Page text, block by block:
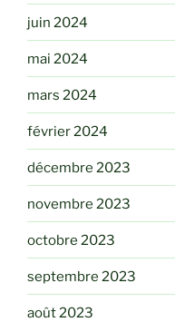
juin 2024
mai 2024
mars 2024
février 2024
décembre 2023
novembre 2023
octobre 2023
septembre 2023
août 2023